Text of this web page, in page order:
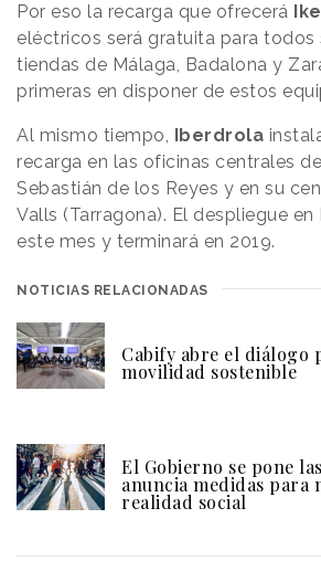
Por eso la recarga que ofrecerá
eléctricos será gratuita para todos
tiendas de Málaga, Badalona y
primeras en disponer de estos
Al mismo tiempo, Iberdrola
recarga en las oficinas centrales
Sebastián de los Reyes y en su
Valls (Tarragona). El despliegue en
este mes y terminará en 2019.
NOTICIAS RELACIONADAS
Cabify abre el diálogo
movilidad sostenible
El Gobierno se pone
anuncia medidas para
realidad social